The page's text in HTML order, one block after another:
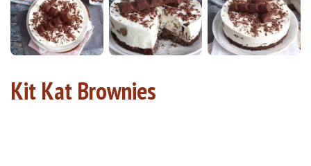
Kit Kat Brownies